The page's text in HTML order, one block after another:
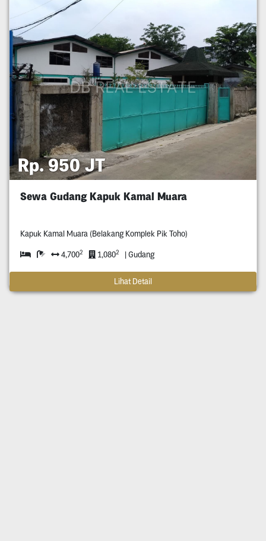
Rp. 950 JT
Sewa Gudang Kapuk Kamal Muara
Kapuk Kamal Muara (Belakang Komplek Pik Toho)
4,7002 1,0802 | Gudang
Lihat Detail